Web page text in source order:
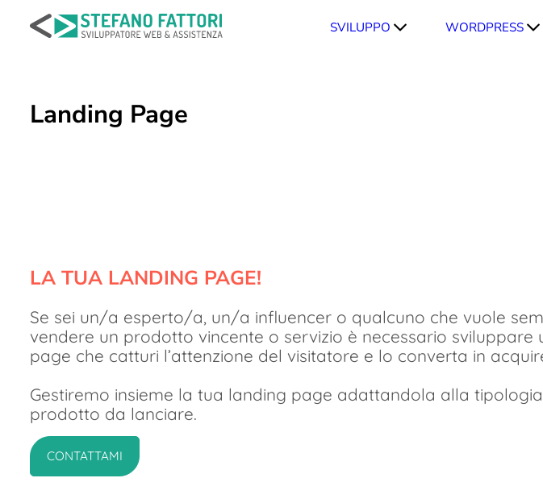
contenuto
SVILUPPO WORDPRESS
Landing Page
LA TUA LANDING PAGE!
Se sei un/a esperto/a, un/a influencer o qualcuno che vuole
vendere un prodotto vincente o servizio è necessario sviluppare
page che catturi l’attenzione del visitatore e lo converta in
Gestiremo insieme la tua landing page adattandola alla
prodotto da lanciare.
CONTATTAMI